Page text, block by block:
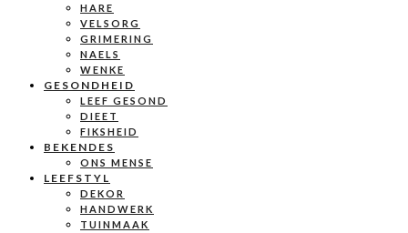
HARE
VELSORG
GRIMERING
NAELS
WENKE
GESONDHEID
LEEF GESOND
DIEET
FIKSHEID
BEKENDES
ONS MENSE
LEEFSTYL
DEKOR
HANDWERK
TUINMAAK